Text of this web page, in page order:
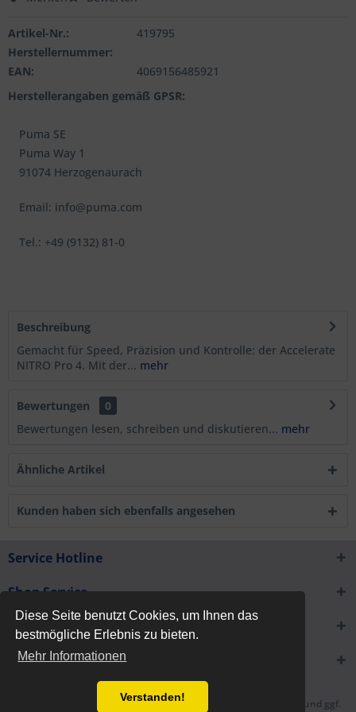
Diese Seite benutzt Cookies, um Ihnen das
bestmögliche Erlebnis zu bieten.
Mehr Informationen
Verstanden!
Artikel-Nr.:
419795
Herstellernummer:
EAN:
4069156485921
Herstellerangaben gemäß GPSR:
Puma SE
Puma Way 1
91074 Herzogenaurach
Email: info@puma.com
Tel.: +49 (9132) 81-0
Beschreibung
Gemacht für Speed, Präzision und Kontrolle: der Accelerate
NITRO Pro 4. Mit der... mehr
Bewertungen
0
Bewertungen lesen, schreiben und diskutieren... mehr
Ähnliche Artikel
Kunden haben sich ebenfalls angesehen
Service Hotline
Shop Service
Informationen
Newsletter
* Alle Preise inkl. gesetzl. Mehrwertsteuer zzgl. und ggf.